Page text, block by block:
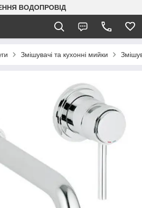
ВОДОПРОВІД
Змішувачі та кухонні мийки